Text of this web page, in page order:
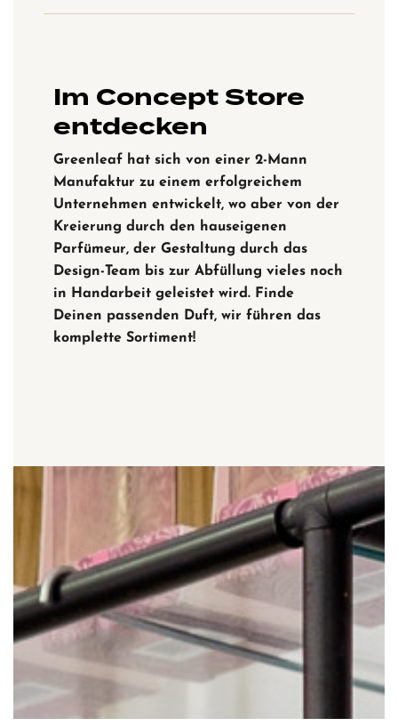
Im Concept Store
entdecken
Greenleaf hat sich von einer 2-Mann
Manufaktur zu einem erfolgreichem
Unternehmen entwickelt, wo aber von der
Kreierung durch den hauseigenen
Parfümeur, der Gestaltung durch das
Design-Team bis zur Abfüllung vieles noch
in Handarbeit geleistet wird. Finde
Deinen passenden Duft, wir führen das
komplette Sortiment!